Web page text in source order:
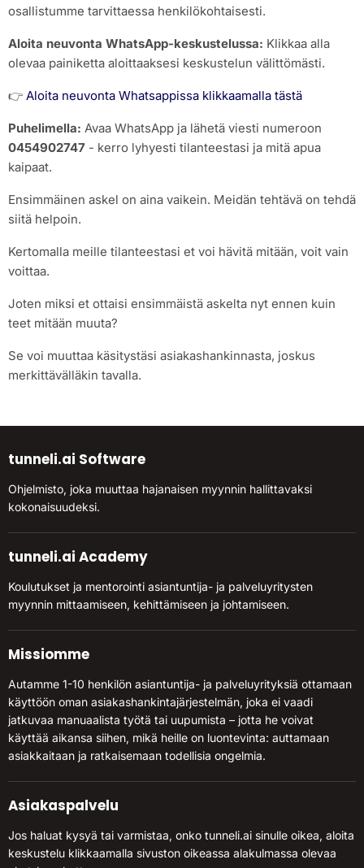
osallistumme tarvittaessa henkilökohtaisesti.
Aloita neuvonta WhatsApp-keskustelussa: Klikkaa alla
olevaa painiketta aloittaaksesi keskustelun välittömästi.
👉 Aloita neuvonta Whatsappissa klikkaamalla tästä
Puhelimella: Avaa WhatsApp ja lähetä viesti numeroon
0454902747 - kerro lyhyesti tilanteestasi ja mitä apua
kaipaat.
Ensimmäinen askel on aina vaikein. Meidän tehtävä on tehdä
siitä helpoin.
Kertomalla meille tilanteestasi et voi hävitä mitään, voit vain
voittaa.
Joten miksi et ottaisi ensimmäistä askelta nyt ennen kuin
teet mitään muuta?
Se voi muuttaa käsitystäsi asiakashankinnasta, joskus
merkittävälläkin tavalla.
tunneli.ai Software
Ohjelmisto, joka muuttaa hajanaisen myynnin hallittavaksi
kokonaisuudeksi.
tunneli.ai Academy
Koulutukset ja mentorointi asiantuntija- ja palveluyritysten
myynnin mittaamiseen, kehittämiseen ja johtamiseen.
Missiomme
Autamme 1-10 henkilön asiantuntija- ja palveluyrityksiä ottamaan
käyttöön oman asiakashankintajärjestelmän, joka ei vaadi
jatkuvaa manuaalista työtä tai uupumista – jotta he voivat
käyttää aikansa siihen, mikä heille on luontevinta: auttamaan
asiakkaitaan ja ratkaisemaan todellisia ongelmia.
Asiakaspalvelu
Jos haluat kysyä tai varmistaa, onko tunneli.ai sinulle oikea, aloita
keskustelu klikkaamalla sivuston oikeassa alakulmassa olevaa